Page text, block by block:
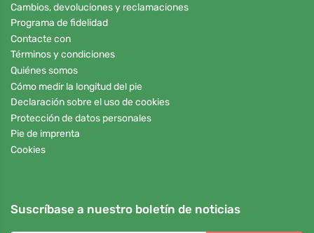
Cambios, devoluciones y reclamaciones
Programa de fidelidad
Contacte con
Términos y condiciones
Quiénes somos
Cómo medir la longitud del pie
Declaración sobre el uso de cookies
Protección de datos personales
Pie de imprenta
Cookies
Suscríbase a nuestro boletín de noticias